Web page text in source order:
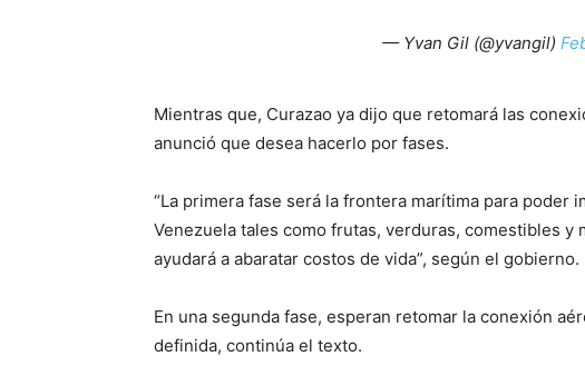
— Yvan Gil (@yvangil)
Mientras que, Curazao ya dijo que retomará las
anunció que desea hacerlo por fases.
“La primera fase será la frontera marítima para poder
Venezuela tales como frutas, verduras, comestibles y
ayudará a abaratar costos de vida”, según el gobierno.
En una segunda fase, esperan retomar la conexión
definida, continúa el texto.